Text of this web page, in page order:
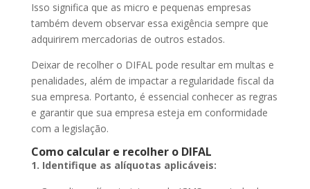
Isso significa que as micro e pequenas empresas
também devem observar essa exigência sempre que
adquirirem mercadorias de outros estados.
Deixar de recolher o DIFAL pode resultar em multas e
penalidades, além de impactar a regularidade fiscal da
sua empresa. Portanto, é essencial conhecer as regras
e garantir que sua empresa esteja em conformidade
com a legislação.
Como calcular e recolher o DIFAL
1. Identifique as alíquotas aplicáveis: